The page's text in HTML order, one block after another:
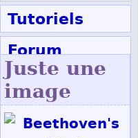
Tutoriels
Forum
Participer
Juste une
image